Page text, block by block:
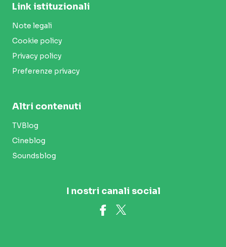
Link istituzionali
Note legali
Cookie policy
Privacy policy
Preferenze privacy
Altri contenuti
TVBlog
Cineblog
Soundsblog
I nostri canali social